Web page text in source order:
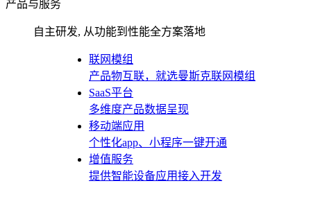
产品与服务
自主研发, 从功能到性能全方案落地
联网模组
产品物互联，就选曼斯克联网模组
SaaS平台
多维度产品数据呈现
移动端应用
个性化app、小程序一键开通
增值服务
提供智能设备应用接入开发